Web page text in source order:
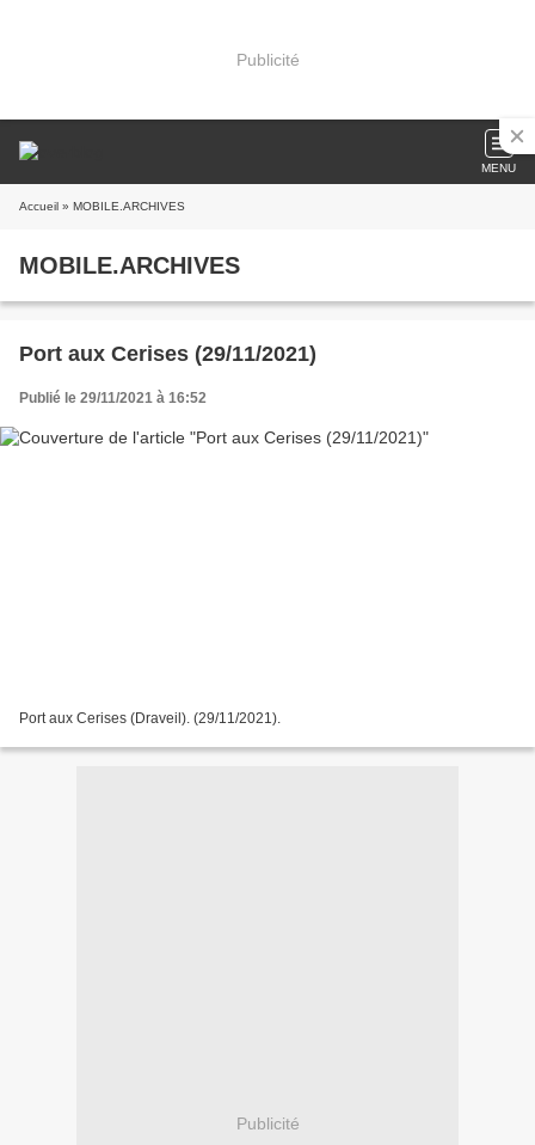
Publicité
MENU
Accueil » MOBILE.ARCHIVES
MOBILE.ARCHIVES
Port aux Cerises (29/11/2021)
Publié le 29/11/2021 à 16:52
Port aux Cerises (Draveil). (29/11/2021).
Publicité